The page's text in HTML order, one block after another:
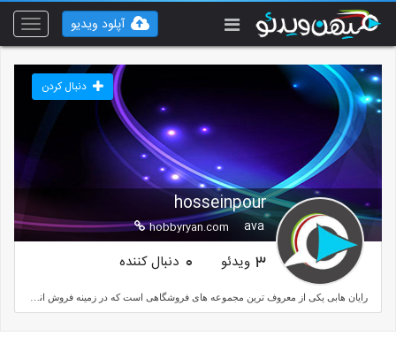
Toggle
آپلود ویدیو
hosseinpour
ava
hobbyryan.com
دنبال کردن
3 ویدئو 0 دنبال کننده